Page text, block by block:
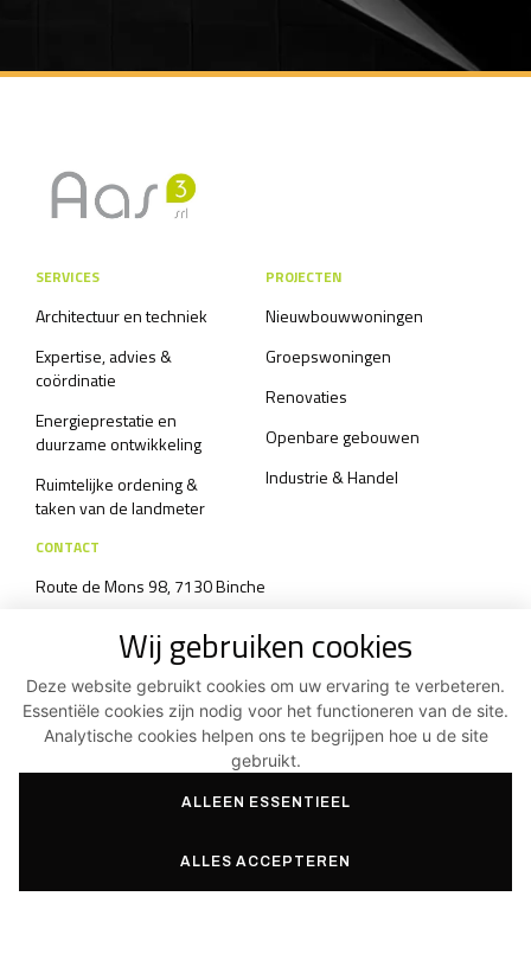
SERVICES
Architectuur en techniek
Expertise, advies &
coördinatie
Energieprestatie en
duurzame ontwikkeling
Ruimtelijke ordening &
taken van de landmeter
PROJECTEN
Nieuwbouwwoningen
Groepswoningen
Renovaties
Openbare gebouwen
Industrie & Handel
CONTACT
Route de Mons 98, 7130 Binche
Contactformulier
Bovenaan de pagina
Wij gebruiken cookies
Deze website gebruikt cookies om uw ervaring te verbeteren.
Essentiële cookies zijn nodig voor het functioneren van de site.
Analytische cookies helpen ons te begrijpen hoe u de site
gebruikt.
ALLEEN ESSENTIEEL
ALLES ACCEPTEREN